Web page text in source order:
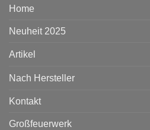
Home
Neuheit 2025
Artikel
Nach Hersteller
Kontakt
Großfeuerwerk